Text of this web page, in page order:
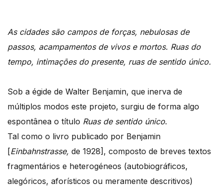
As cidades são campos de forças, nebulosas de
passos, acampamentos de vivos e mortos. Ruas do
tempo, intimações do presente, ruas de sentido único.
Sob a égide de Walter Benjamin, que inerva de
múltiplos modos este projeto, surgiu de forma algo
espontânea o título Ruas de sentido único.
Tal como o livro publicado por Benjamin
[Einbahnstrasse, de 1928], composto de breves textos
fragmentários e heterogéneos (autobiográficos,
alegóricos, aforísticos ou meramente descritivos)